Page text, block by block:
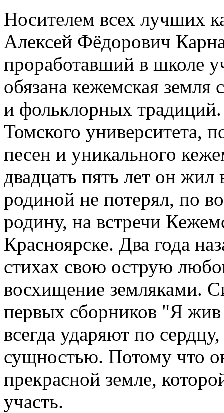
Носителем всех лучших
Алексей Фёдорович
проработавший в школе
обязана кежемская
и фольклорных
Томского университета,
песен и уникального
двадцать пять лет он жил
родиной не потерял, по
родину, на встречи
Красноярске. Два года
стихах свою острую
восхищение земляками.
первых сборников "Я
всегда ударяют по
сущностью. Потому что
прекрасной земле,
участь.